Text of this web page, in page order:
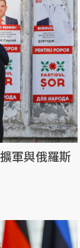
軍與俄羅斯